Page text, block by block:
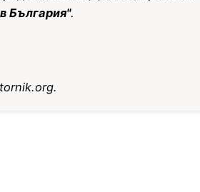
България".
.